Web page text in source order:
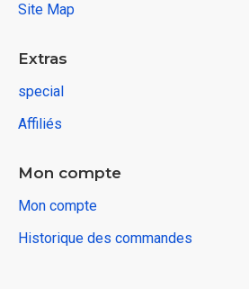
Site Map
Extras
special
Affiliés
Mon compte
Mon compte
Historique des commandes